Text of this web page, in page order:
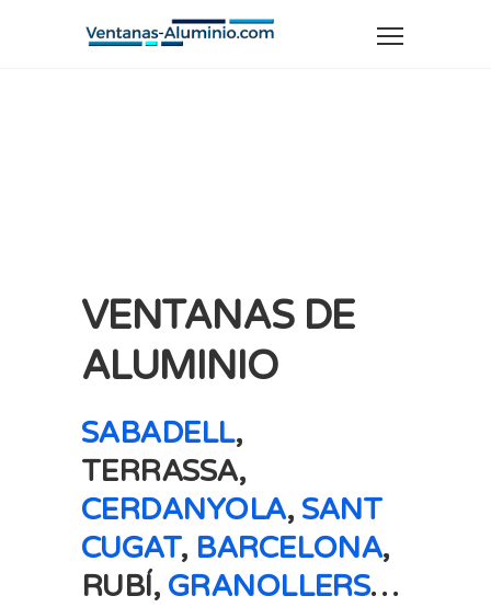
VENTANAS DE
ALUMINIO
SABADELL,
TERRASSA,
CERDANYOLA, SANT
CUGAT, BARCELONA,
RUBÍ, GRANOLLERS…